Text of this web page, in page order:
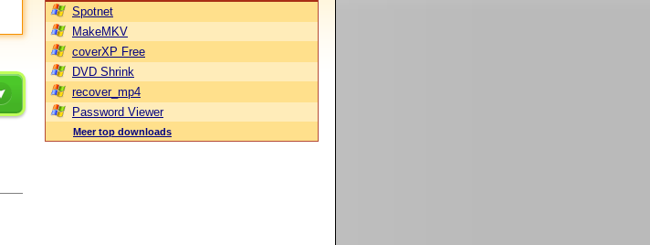
Spotnet
MakeMKV
coverXP Free
DVD Shrink
recover_mp4
Password Viewer
Meer top downloads